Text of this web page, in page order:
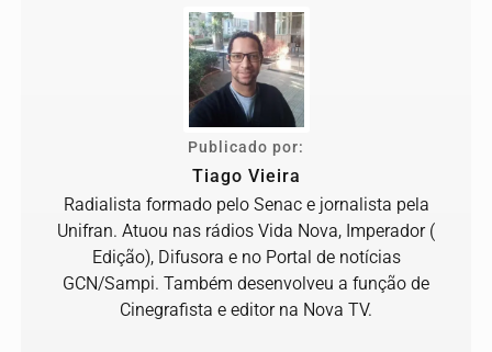
Publicado por:
Tiago Vieira
Radialista formado pelo Senac e jornalista pela
Unifran. Atuou nas rádios Vida Nova, Imperador (
Edição), Difusora e no Portal de notícias
GCN/Sampi. Também desenvolveu a função de
Cinegrafista e editor na Nova TV.